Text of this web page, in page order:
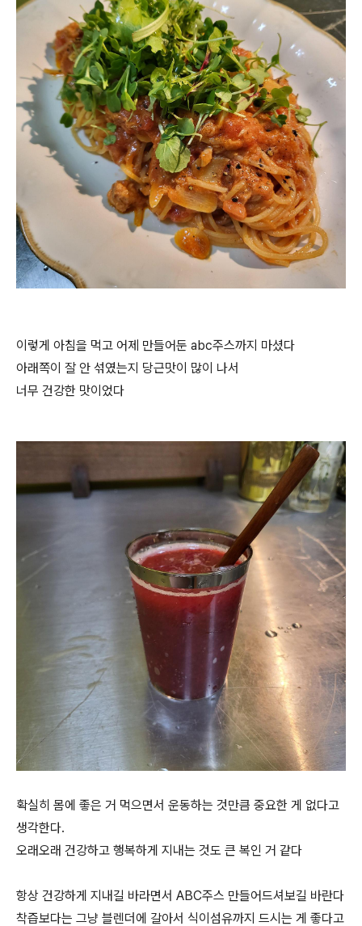
이렇게 아침을 먹고 어제 만들어둔 abc주스까지 마셨다
아래쪽이 잘 안 섞였는지 당근맛이 많이 나서
너무 건강한 맛이었다
확실히 몸에 좋은 거 먹으면서 운동하는 것만큼 중요한 게 없다고
생각한다.
오래오래 건강하고 행복하게 지내는 것도 큰 복인 거 같다
항상 건강하게 지내길 바라면서 ABC주스 만들어드셔보길 바란다
착즙보다는 그냥 블렌더에 갈아서 식이섬유까지 드시는 게 좋다고